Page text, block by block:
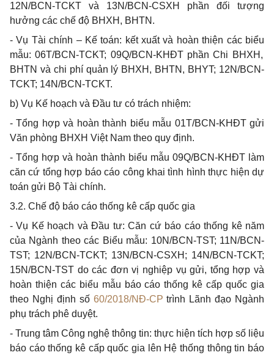
12N/BCN-TCKT và 13N/BCN-CSXH phần đối tượng
hưởng các chế độ BHXH, BHTN.
-Vụ Tài chính – Kếtoán: kết xuất và hoàn thiện các biểu
mẫu: 06T/BCN-TCKT; 09Q/BCN-KHĐT phần Chi BHXH,
BHTN và chi phí quản lý BHXH, BHTN, BHYT; 12N/BCN-
TCKT; 14N/BCN-TCKT.
b) Vụ Kế hoạch và Đầu tư có trách nhiệm:
-Tổng hợpvà hoàn thành biểu mẫu 01T/BCN-KHĐT gửi
Văn phòng BHXH Việt Nam theo quy định.
- Tổng hợp và hoàn thành biểu mẫu 09Q/BCN-KHĐT làm
căn cứ tổng hợp báo cáo công khai tình hình thực hiện dự
toán gửi Bộ Tài chính.
3.2. Chế độ báo cáo thống kê cấp quốc gia
-Vụ Kế hoạch và Đầu tư: Căn cứ báo cáo thống kê năm
của Ngành theo các Biểu mẫu: 10N/BCN-TST; 11N/BCN-
TST; 12N/BCN-TCKT; 13N/BCN-CSXH; 14N/BCN-TCKT;
15N/BCN-TST do các đơn vị nghiệp vụ gửi, tổng hợp và
hoàn thiện các biểu mẫu báo cáo thống kê cấp quốc gia
theo Nghị định số 60/2018/NĐ-CP trình Lãnh đạo Ngành
phụ trách phê duyệt.
- Trung tâm Công nghệ thông tin: thực hiện tích hợp số liệu
báo cáo thống kê cấp quốc gia lên Hệ thống thông tin báo